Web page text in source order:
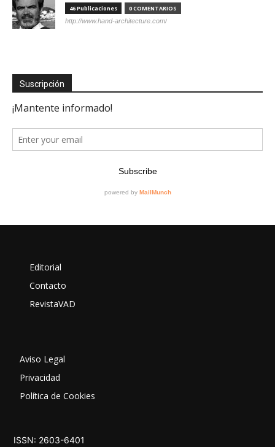
46 Publicaciones 0 COMENTARIOS
http://www.hand-architecture.com/
Suscripción
Editorial
Contacto
RevistaVAD
Aviso Legal
Privacidad
Política de Cookies
ISSN: 2603-6401